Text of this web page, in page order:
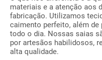
materiais e a atenção aos
fabricação. Utilizamos
caimento perfeito, além
todo o dia. Nossas saias
por artesãos habilidosos,
alta qualidade.